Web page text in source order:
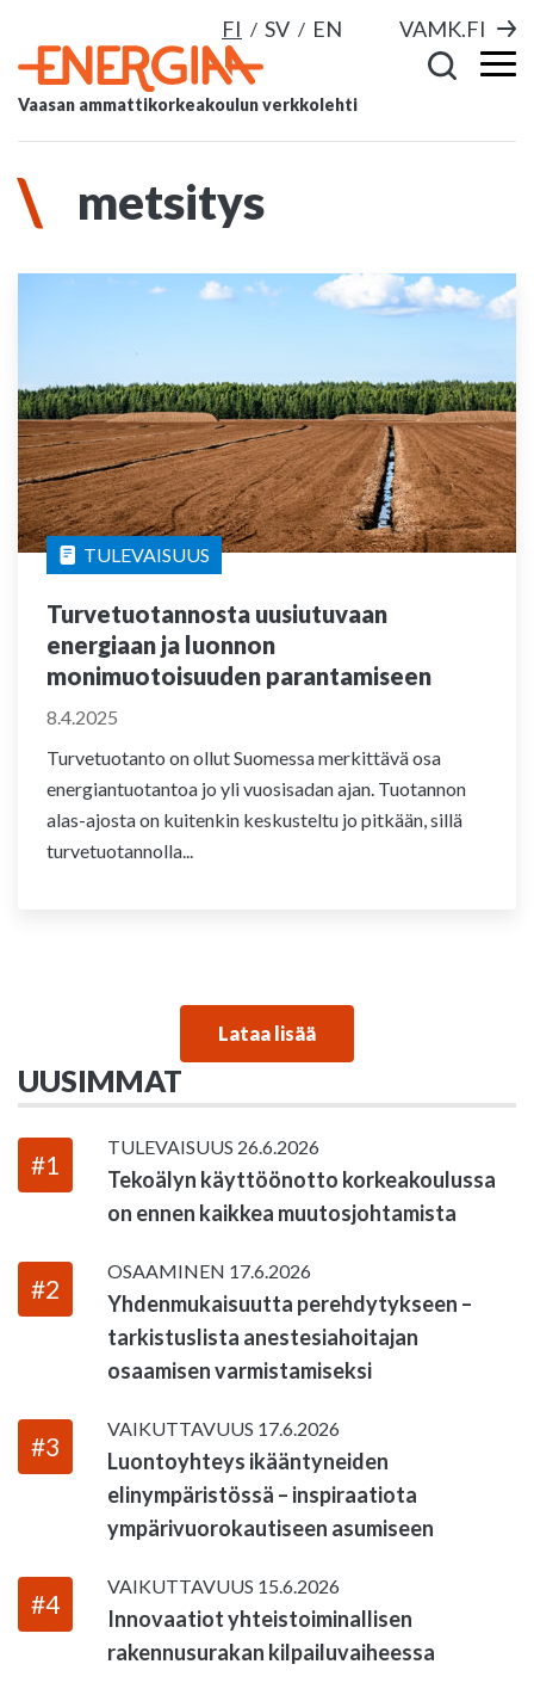
FI SV EN VAMK.FI
Vaasan ammattikorkeakoulun verkkolehti
metsitys
TULEVAISUUS
Turvetuotannosta uusiutuvaan
energiaan ja luonnon
monimuotoisuuden parantamiseen
8.4.2025
Turvetuotanto on ollut Suomessa merkittävä osa
energiantuotantoa jo yli vuosisadan ajan. Tuotannon
alas-ajosta on kuitenkin keskusteltu jo pitkään, sillä
turvetuotannolla...
Lataa lisää
UUSIMMAT
#1
TULEVAISUUS 26.6.2026
Tekoälyn käyttöönotto korkeakoulussa
on ennen kaikkea muutosjohtamista
#2
OSAAMINEN 17.6.2026
Yhdenmukaisuutta perehdytykseen –
tarkistuslista anestesiahoitajan
osaamisen varmistamiseksi
#3
VAIKUTTAVUUS 17.6.2026
Luontoyhteys ikääntyneiden
elinympäristössä – inspiraatiota
ympärivuorokautiseen asumiseen
#4
VAIKUTTAVUUS 15.6.2026
Innovaatiot yhteistoiminallisen
rakennusurakan kilpailuvaiheessa